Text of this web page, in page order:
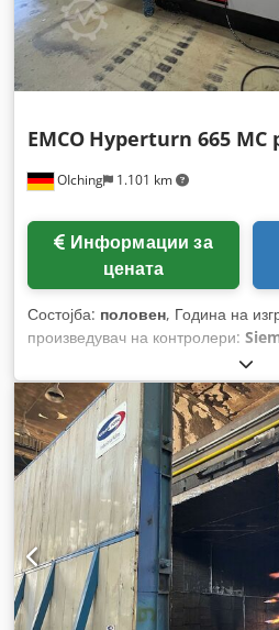
OIching 1.101 km
EMCO Hyperturn 665 MC
цената
Состојба: половен, Година на
произведувач на контролери:
,